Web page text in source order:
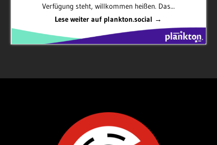
Verfügung steht, willkommen heißen. Das...
Lese weiter auf plankton.social →